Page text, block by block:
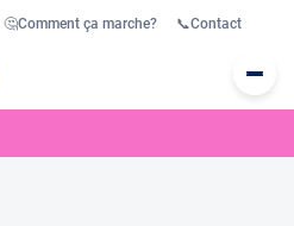
🤔Comment ça marche? 📞Contact